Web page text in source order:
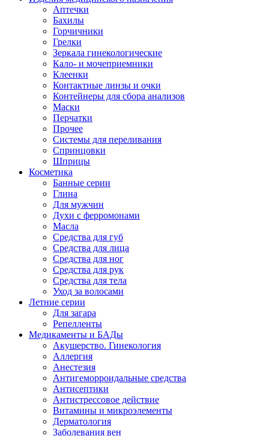
Аптечки
Бахилы
Горчичники
Грелки
Зеркала гинекологические
Кало- и мочеприемники
Клеенки
Контактные линзы и очки
Контейнеры для сбора анализов
Маски
Перчатки
Прочее
Системы для переливания
Спринцовки
Шприцы
Косметика
Банные серии
Глина
Для мужчин
Духи с ферромонами
Масла
Средства для губ
Средства для лица
Средства для ног
Средства для рук
Средства для тела
Уход за волосами
Летние серии
Для загара
Репелленты
Медикаменты и БАДы
Акушерство. Гинекология
Аллергия
Анестезия
Антигеморроидальные средства
Антисептики
Антистрессовое действие
Витамины и микроэлементы
Дерматология
Заболевания вен